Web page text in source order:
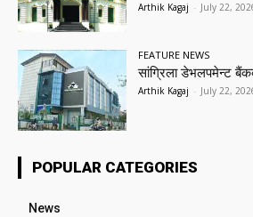
Arthik Kagaj - July 22,
FEATURE NEWS
सांग्रिला डेभलपमेन्ट
Arthik Kagaj - July 22,
POPULAR CATEGORIES
News